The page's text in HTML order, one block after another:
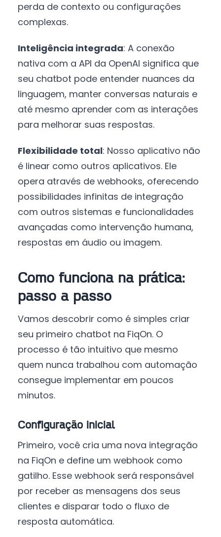
perda de contexto ou configurações
complexas.
Inteligência integrada: A conexão
nativa com a API da OpenAI significa que
seu chatbot pode entender nuances da
linguagem, manter conversas naturais e
até mesmo aprender com as interações
para melhorar suas respostas.
Flexibilidade total: Nosso aplicativo não
é linear como outros aplicativos. Ele
opera através de webhooks, oferecendo
possibilidades infinitas de integração
com outros sistemas e funcionalidades
avançadas como intervenção humana,
respostas em áudio ou imagem.
Como funciona na prática:
passo a passo
Vamos descobrir como é simples criar
seu primeiro chatbot na FiqOn. O
processo é tão intuitivo que mesmo
quem nunca trabalhou com automação
consegue implementar em poucos
minutos.
Configuração inicial
Primeiro, você cria uma nova integração
na FiqOn e define um webhook como
gatilho. Esse webhook será responsável
por receber as mensagens dos seus
clientes e disparar todo o fluxo de
resposta automática.